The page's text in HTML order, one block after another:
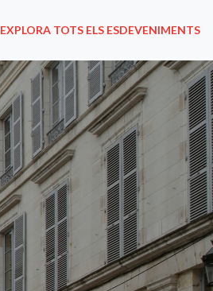
EXPLORA TOTS ELS ESDEVENIMENTS